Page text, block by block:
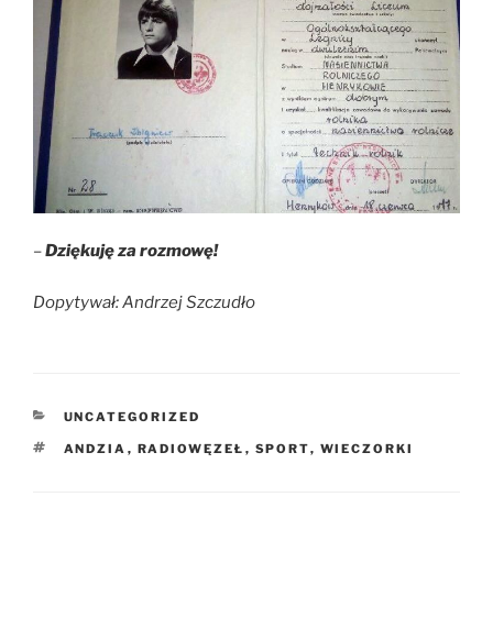
–Dziękuję za rozmowę!
Dopytywał: Andrzej Szczudło
UNCATEGORIZED
ANDZIA , RADIOWĘZEŁ , SPORT, WIECZORKI